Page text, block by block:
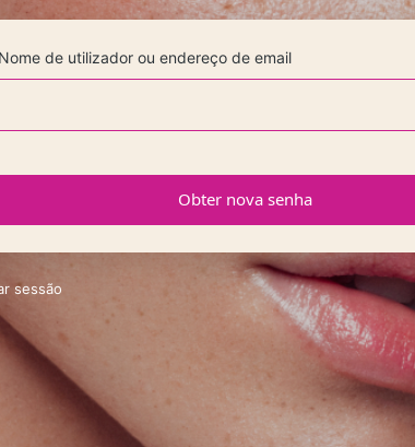
Nome de utilizador ou endereço de email
sessão